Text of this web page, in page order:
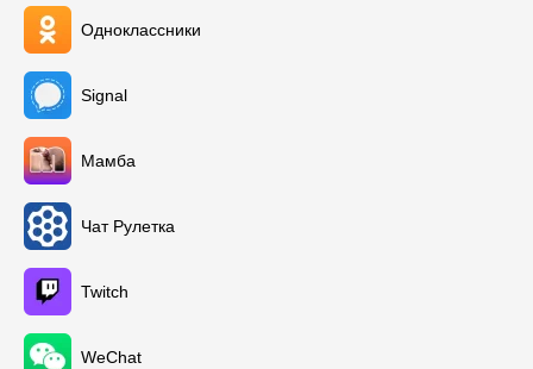
Одноклассники
Signal
Мамба
Чат Рулетка
Twitch
WeChat